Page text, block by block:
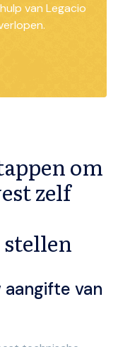
van Legacio
om
zelf
stellen
van